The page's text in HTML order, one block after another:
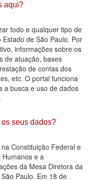
aqui?
todo e qualquer tipo de
de São Paulo. Por
informações sobre os
de atuação, bases
de contas dos
etc. O portal funciona
a busca e uso de dados
seus dados?
Constituição Federal e
Humanos e a
da Mesa Diretora da
Paulo. Em 18 de